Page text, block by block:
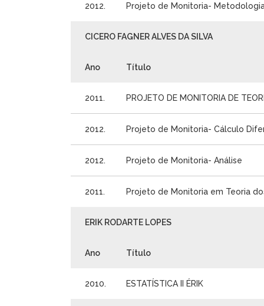
2012. Projeto de Monitoria-
CICERO FAGNER ALVES DA SILVA
Ano Título
2011. PROJETO DE MONITORIA DE
2012. Projeto de Monitoria- Cálculo
2012. Projeto de Monitoria- Análise
2011. Projeto de Monitoria em Teoria
ERIK RODARTE LOPES
Ano Título
2010. ESTATÍSTICA II ÉRIK